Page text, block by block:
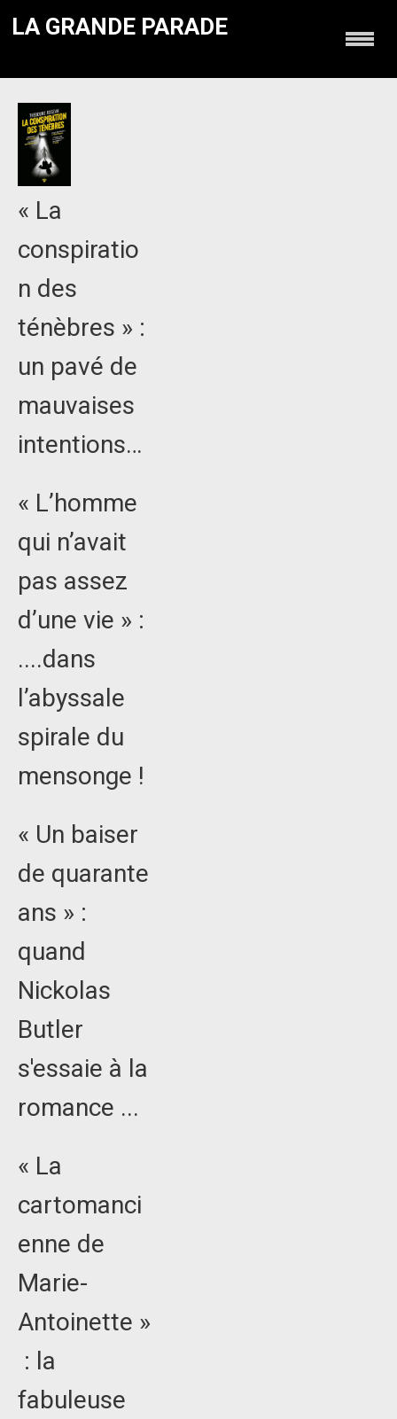
LA GRANDE PARADE
« La
conspiratio
n des
ténèbres » :
un pavé de
mauvaises
intentions…
« L’homme
qui n’avait
pas assez
d’une vie » :
....dans
l’abyssale
spirale du
mensonge !
« Un baiser
de quarante
ans » :
quand
Nickolas
Butler
s'essaie à la
romance ...
« La
cartomanci
enne de
Marie-
Antoinette »
: la
fabuleuse